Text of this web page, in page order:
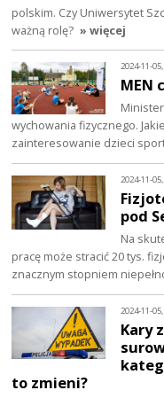
polskim. Czy Uniwersytet
ważną rolę? » więcej
2024-11-
MEN
wychowania fizycznego.
zainteresowanie dzieci
2024-11-
pod
Na
pracę może stracić 20 tys.
znacznym stopniem
2024-11-
Kary
to zmieni?